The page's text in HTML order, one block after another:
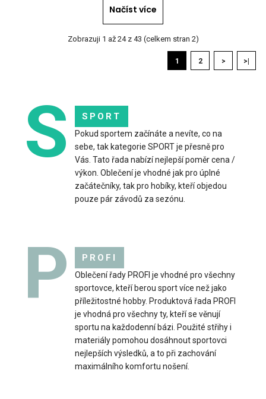
Sportovní šátek SAND mátovýSportovní šátky se staly
neodmyslitelnou součástí aktivního životníh..
Načíst více
Zobrazuji 1 až 24 z 43 (celkem stran 2)
1 2 > >|
S SPORT
Pokud sportem začínáte a nevíte, co na
sebe, tak kategorie SPORT je přesně pro
Vás. Tato řada nabízí nejlepší poměr cena /
výkon. Oblečení je vhodné jak pro úplné
začátečníky, tak pro hobíky, kteří objedou
pouze pár závodů za sezónu.
P PROFI
Oblečení řady PROFI je vhodné pro všechny
sportovce, kteří berou sport více než jako
příležitostné hobby. Produktová řada PROFI
je vhodná pro všechny ty, kteří se věnují
sportu na každodenní bázi. Použité střihy i
materiály pomohou dosáhnout sportovci
nejlepších výsledků, a to při zachování
maximálního komfortu nošení.